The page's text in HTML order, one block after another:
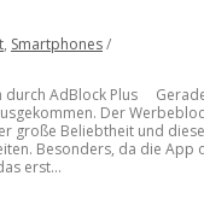
, Smartphones/
durch AdBlock Plus
Der
große Beliebtheit und
Besonders, da die App
erst...